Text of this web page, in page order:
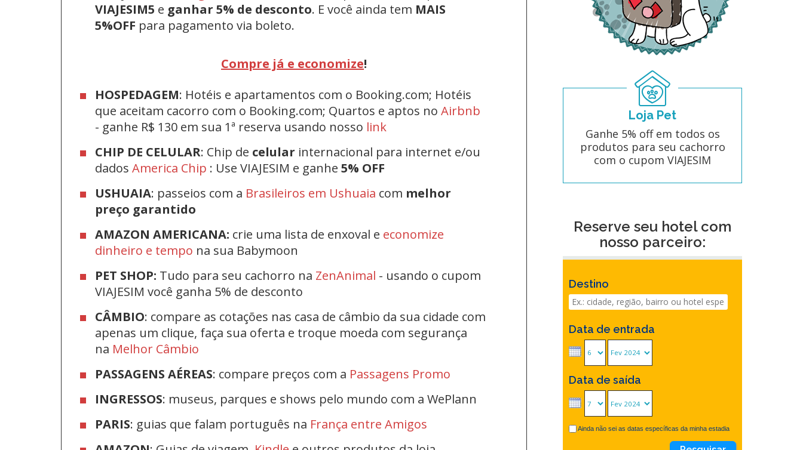
VIAJESIM5 e ganhar 5% de desconto. E você ainda tem MAIS
5%OFF para pagamento via boleto.
Compre já e economize!
HOSPEDAGEM: Hotéis e apartamentos com o Booking.com; Hotéis
que aceitam cacorro com o Booking.com; Quartos e aptos no Airbnb
- ganhe R$ 130 em sua 1ª reserva usando nosso link
CHIP DE CELULAR: Chip de celular internacional para internet e/ou
dados America Chip : Use VIAJESIM e ganhe 5% OFF
USHUAIA: passeios com a Brasileiros em Ushuaia com melhor
preço garantido
AMAZON AMERICANA: crie uma lista de enxoval e economize
dinheiro e tempo na sua Babymoon
PET SHOP: Tudo para seu cachorro na ZenAnimal - usando o cupom
VIAJESIM você ganha 5% de desconto
CÂMBIO: compare as cotações nas casa de câmbio da sua cidade com
apenas um clique, faça sua oferta e troque moeda com segurança
na Melhor Câmbio
PASSAGENS AÉREAS: compare preços com a Passagens Promo
INGRESSOS: museus, parques e shows pelo mundo com a WePlann
PARIS: guias que falam português na França entre Amigos
Loja Pet
Ganhe 5% off em todos os
produtos para seu cachorro
com o cupom VIAJESIM
Reserve seu hotel com
nosso parceiro:
Destino
Data de entrada
Data de saída
Ainda não sei as datas específicas da minha estadia